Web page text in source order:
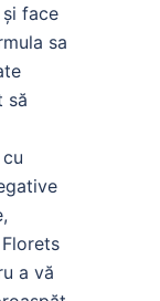
face
sa
să
a vă